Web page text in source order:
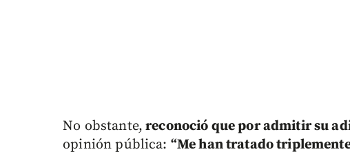
No obstante, reconoció que por admitir su
opinión pública: “Me han tratado